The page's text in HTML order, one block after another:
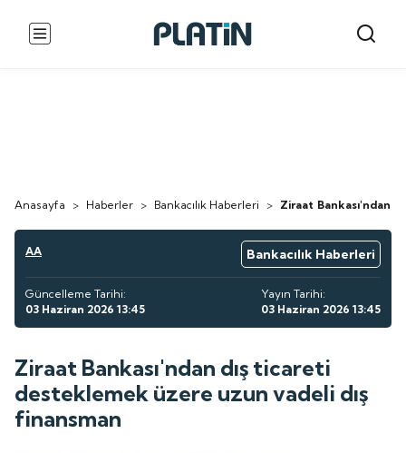
Anasayfa > Haberler > Bankacılık Haberleri > Ziraat Bankası'ndan
AA Bankacılık Haberleri
Güncelleme Tarihi:
03 Haziran 2026 13:45
Yayın Tarihi:
03 Haziran 2026 13:45
Ziraat Bankası'ndan dış ticareti
desteklemek üzere uzun vadeli dış
finansman